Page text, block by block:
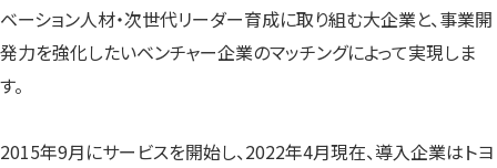
ベーション人材・次世代リーダー育成に取り組む大企業と、事業開
発力を強化したいベンチャー企業のマッチングによって実現しま
す。
2015年9月にサービスを開始し、2022年4月現在、導入企業はトヨ